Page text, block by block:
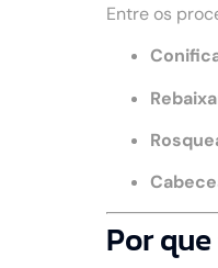
Entre os
Por